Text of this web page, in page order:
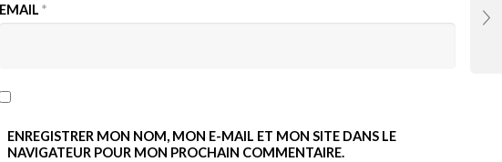
EMAIL*
ENREGISTRER MON NOM, MON E-MAIL ET MON SITE DANS LE
NAVIGATEUR POUR MON PROCHAIN COMMENTAIRE.